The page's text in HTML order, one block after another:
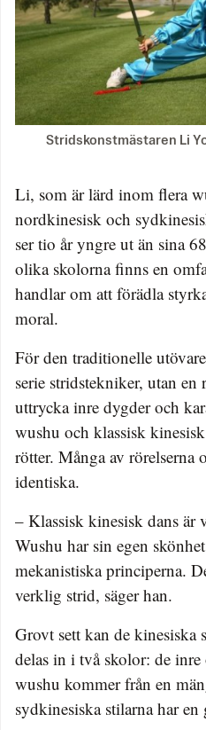
Stridskonstmästaren Li
Li, som är lärd inom flera
nordkinesisk och
ser tio år yngre ut än sina
olika skolorna finns en
handlar om att förädla
moral.
För den traditionelle
serie stridstekniker, utan
uttrycka inre dygder och
wushu och klassisk
rötter. Många av rörelserna
identiska.
– Klassisk kinesisk dans är
Wushu har sin egen
mekanistiska principerna.
verklig strid, säger han.
Grovt sett kan de kinesiska
delas in i två skolor: de
wushu kommer från en
sydkinesiska stilarna har en